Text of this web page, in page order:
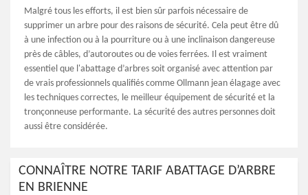
Malgré tous les efforts, il est bien sûr parfois nécessaire de
supprimer un arbre pour des raisons de sécurité. Cela peut être dû
à une infection ou à la pourriture ou à une inclinaison dangereuse
près de câbles, d’autoroutes ou de voies ferrées. Il est vraiment
essentiel que l'abattage d’arbres soit organisé avec attention par
de vrais professionnels qualifiés comme Ollmann jean élagage avec
les techniques correctes, le meilleur équipement de sécurité et la
tronçonneuse performante. La sécurité des autres personnes doit
aussi être considérée.
CONNAÎTRE NOTRE TARIF ABATTAGE D’ARBRE
EN BRIENNE